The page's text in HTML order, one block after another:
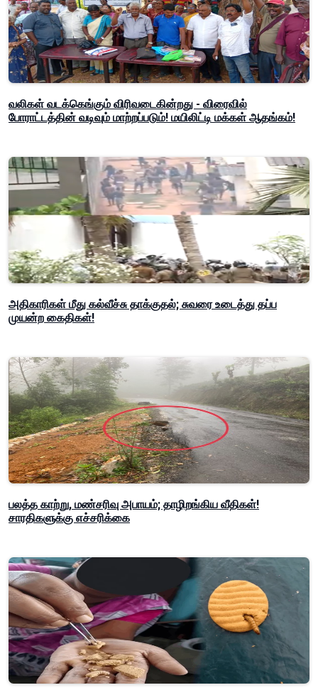
வலிகள் வடக்கெங்கும் விரிவடைகின்றது - விரைவில்
போராட்டத்தின் வடிவும் மாற்றப்படும்! மயிலிட்டி மக்கள் ஆதங்கம்!
அதிகாரிகள் மீது கல்வீச்சு தாக்குதல்; சுவரை உடைத்து தப்ப
முயன்ற கைதிகள்!
பலத்த காற்று, மண்சரிவு அபாயம்; தாழிறங்கிய வீதிகள்!
சாரதிகளுக்கு எச்சரிக்கை